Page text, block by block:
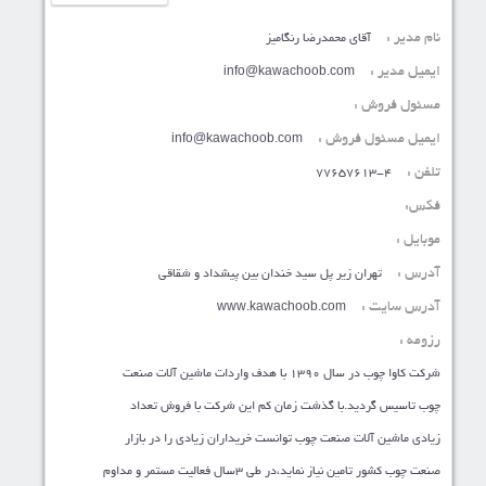
نام مدیر : آقای محمدرضا رنگامیز
ایمیل مدیر : info@kawachoob.com
مسئول فروش :
ایمیل مسئول فروش : info@kawachoob.com
تلفن : 77657613-4
فکس:
موبایل :
آدرس : تهران زير پل سيد خندان بين پيشداد و شقاقي
آدرس سایت : www.kawachoob.com
رزومه :
شرکت کاوا چوب در سال 1390 با هدف واردات ماشین آلات صنعت
چوب تاسیس گردید.با گذشت زمان کم این شرکت با فروش تعداد
زیادی ماشین آلات صنعت چوب توانست خریداران زیادی را در بازار
صنعت چوب کشور تامین نیاز نماید،در طی 3سال فعالیت مستمر و مداوم